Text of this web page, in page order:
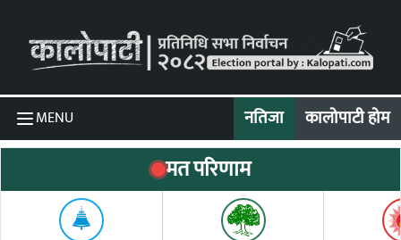
MENU नतिजा कालोपाटी होम
मत परिणाम